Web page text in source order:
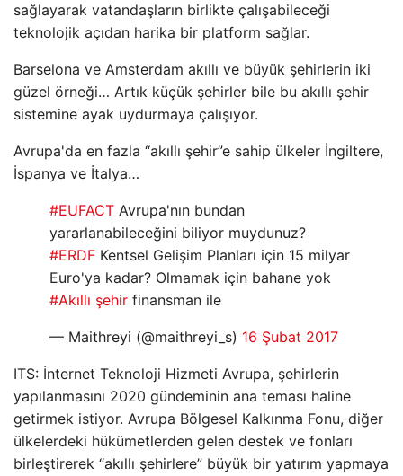
sağlayarak vatandaşların birlikte çalışabileceği
teknolojik açıdan harika bir platform sağlar.
Barselona ve Amsterdam akıllı ve büyük şehirlerin iki
güzel örneği… Artık küçük şehirler bile bu akıllı şehir
sistemine ayak uydurmaya çalışıyor.
Avrupa'da en fazla “akıllı şehir”e sahip ülkeler İngiltere,
İspanya ve İtalya…
#EUFACT Avrupa'nın bundan
yararlanabileceğini biliyor muydunuz?
#ERDF Kentsel Gelişim Planları için 15 milyar
Euro'ya kadar? Olmamak için bahane yok
#Akıllı şehir finansman ile
— Maithreyi (@maithreyi_s) 16 Şubat 2017
ITS: İnternet Teknoloji Hizmeti Avrupa, şehirlerin
yapılanmasını 2020 gündeminin ana teması haline
getirmek istiyor. Avrupa Bölgesel Kalkınma Fonu, diğer
ülkelerdeki hükümetlerden gelen destek ve fonları
birleştirerek “akıllı şehirlere” büyük bir yatırım yapmaya